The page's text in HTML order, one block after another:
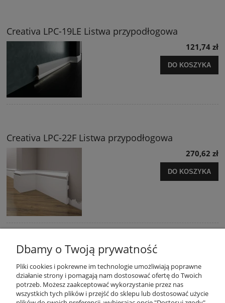
Creativa LPC-19LE Listwa przypodłogowa
121,74 zł
DO KOSZYKA
Creativa LPC-22F Listwa przypodłogowa
270,62 zł
DO KOSZYKA
Creativa LPC-20M Listwa przypodłogowa
119,12 zł
DO KOSZYKA
Dbamy o Twoją prywatność
Pliki cookies i pokrewne im technologie umożliwiają poprawne
działanie strony i pomagają nam dostosować ofertę do Twoich
potrzeb. Możesz zaakceptować wykorzystanie przez nas
wszystkich tych plików i przejść do sklepu lub dostosować użycie